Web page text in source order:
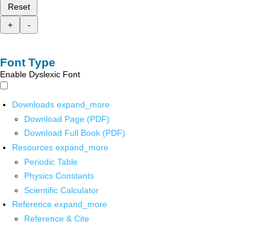
Reset
+
-
Font Type
Enable Dyslexic Font
Downloads expand_more
Download Page (PDF)
Download Full Book (PDF)
Resources expand_more
Periodic Table
Physics Constants
Scientific Calculator
Reference expand_more
Reference & Cite